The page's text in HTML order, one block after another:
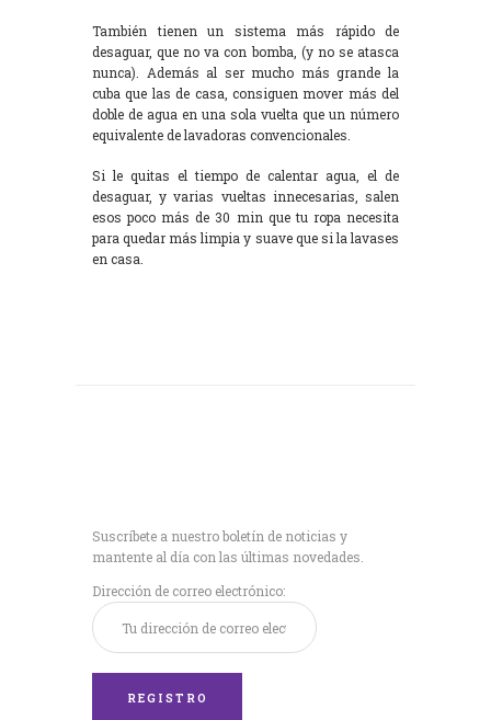
También tienen un sistema más rápido de
desaguar, que no va con bomba, (y no se atasca
nunca). Además al ser mucho más grande la
cuba que las de casa, consiguen mover más del
doble de agua en una sola vuelta que un número
equivalente de lavadoras convencionales.
Si le quitas el tiempo de calentar agua, el de
desaguar, y varias vueltas innecesarias, salen
esos poco más de 30 min que tu ropa necesita
para quedar más limpia y suave que si la lavases
en casa.
Suscríbete a nuestro boletín de noticias y
mantente al día con las últimas novedades.
Dirección de correo electrónico: